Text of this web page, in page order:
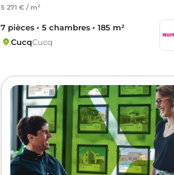
5 271 € / m²
7 pièces 5 chambres
185 m²
CucqCucq